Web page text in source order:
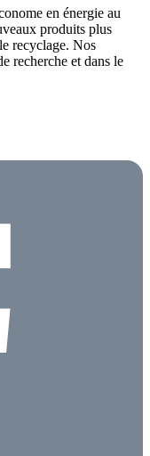
en énergie au
produits plus
recyclage. Nos
recherche et dans le